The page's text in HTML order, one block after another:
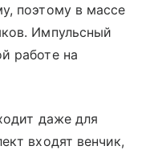
поэтому в массе
Импульсный
работе на
даже для
входят венчик,